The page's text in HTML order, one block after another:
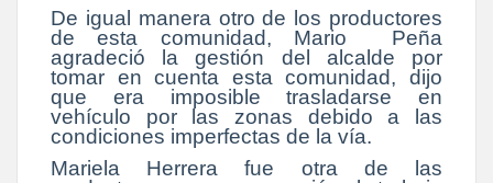
De igual manera otro de los productores
de esta comunidad, Mario Peña
agradeció la gestión del alcalde por
tomar en cuenta esta comunidad, dijo
que era imposible trasladarse en
vehículo por las zonas debido a las
condiciones imperfectas de la vía.
Mariela Herrera fue otra de las